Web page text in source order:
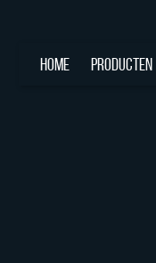
HOME PRODUCTEN